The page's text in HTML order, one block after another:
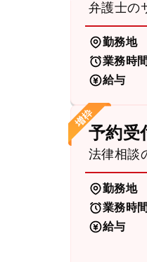
弁護士の
勤務地
業務時間
給与
予約受
法律相談
勤務地
業務時間
給与